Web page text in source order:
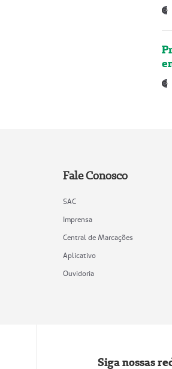
Fale Conosco
SAC
Imprensa
Central de Marcações
Aplicativo
Ouvidoria
Siga nossas